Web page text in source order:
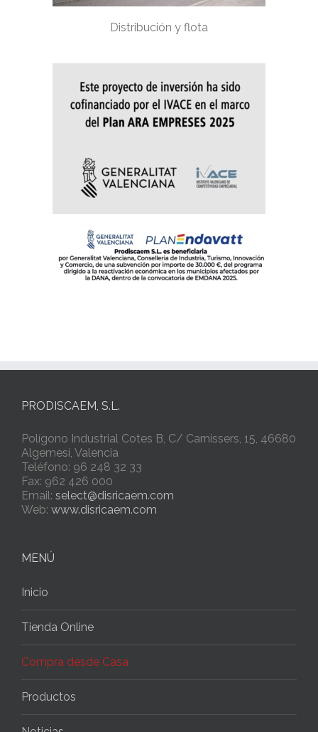
Distribución y flota
PRODISCAEM, S.L.
Polígono Industrial Cotes B, C/ Carnissers, 15, 46680
Algemesí, Valencia
Teléfono: 96 248 32 33
Fax: 962 426 000
Email: select@disricaem.com
Web: www.disricaem.com
MENÚ
Inicio
Tienda Online
Compra desde Casa
Productos